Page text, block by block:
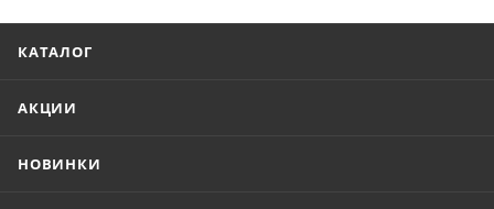
КАТАЛОГ
АКЦИИ
НОВИНКИ